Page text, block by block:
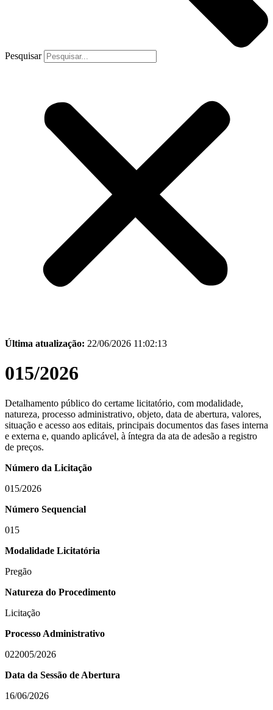
Pesquisar
Última atualização: 22/06/2026 11:02:13
015/2026
Detalhamento público do certame licitatório, com modalidade,
natureza, processo administrativo, objeto, data de abertura, valores,
situação e acesso aos editais, principais documentos das fases interna
e externa e, quando aplicável, à íntegra da ata de adesão a registro
de preços.
Número da Licitação
015/2026
Número Sequencial
015
Modalidade Licitatória
Pregão
Natureza do Procedimento
Licitação
Processo Administrativo
022005/2026
Data da Sessão de Abertura
16/06/2026